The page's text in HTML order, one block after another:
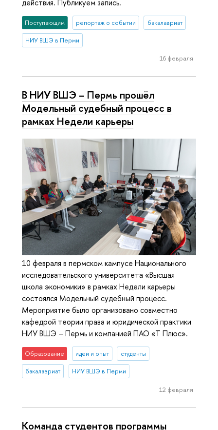
действия. Публикуем запись.
Поступающим репортаж о событии бакалавриат
НИУ ВШЭ в Перми
16 февраля
В НИУ ВШЭ – Пермь прошёл
Модельный судебный процесс в
рамках Недели карьеры
10 февраля в пермском кампусе Национального
исследовательского университета «Высшая
школа экономики» в рамках Недели карьеры
состоялся Модельный судебный процесс.
Мероприятие было организовано совместно
кафедрой теории права и юридической практики
НИУ ВШЭ – Пермь и компанией ПАО «Т Плюс».
Образование идеи и опыт студенты
бакалавриат НИУ ВШЭ в Перми
12 февраля
Команда студентов программы